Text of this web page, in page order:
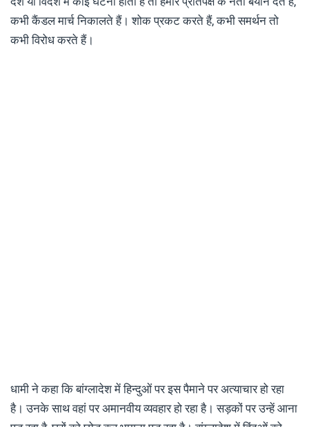
कभी कैंडल मार्च निकालते हैं। शोक प्रकट करते हैं, कभी समर्थन तो
कभी विरोध करते हैं।
धामी ने कहा कि बांग्लादेश में हिन्दुओं पर इस पैमाने पर अत्याचार हो रहा
है। उनके साथ वहां पर अमानवीय व्यवहार हो रहा है। सड़कों पर उन्हें आना